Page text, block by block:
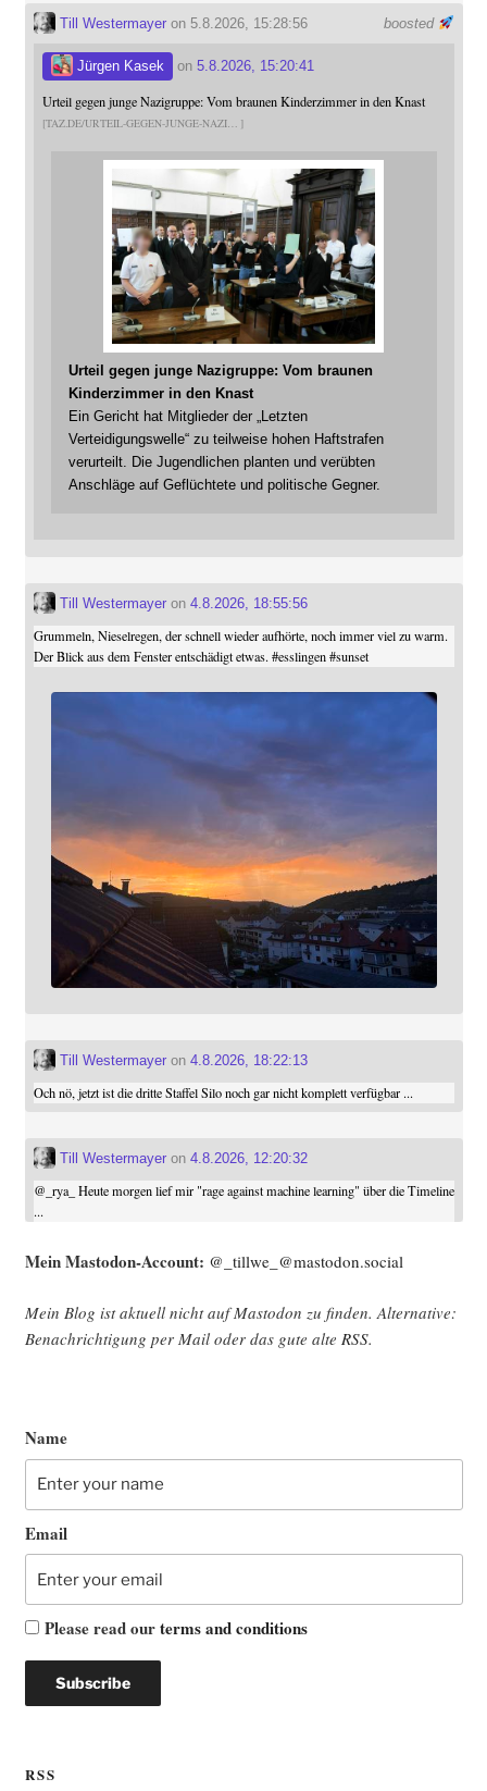
boosted
Till Westermayeron 5.8.2026, 15:28:56
Jürgen Kasek on 5.8.2026, 15:20:41
Urteil gegen junge Nazigruppe: Vom braunen Kinderzimmer in den Knast
TAZ.DE/URTEIL-GEGEN-JUNGE-NAZI
Urteil gegen junge Nazigruppe: Vom braunen
Kinderzimmer in den Knast
Ein Gericht hat Mitglieder der „Letzten
Verteidigungswelle“ zu teilweise hohen Haftstrafen
verurteilt. Die Jugendlichen planten und verübten
Anschläge auf Geflüchtete und politische Gegner.
Till Westermayeron 4.8.2026, 18:55:56
Grummeln, Nieselregen, der schnell wieder aufhörte, noch immer viel zu warm.
Der Blick aus dem Fenster entschädigt etwas. #esslingen #sunset
Till Westermayeron 4.8.2026, 18:22:13
Och nö, jetzt ist die dritte Staffel Silo noch gar nicht komplett verfügbar ...
Till Westermayeron 4.8.2026, 12:20:32
@ _rya_ Heute morgen lief mir "rage against machine learning" über die Timeline
...
Mein Mast­o­don-Account: @_tillwe_@mastodon.social
Mein Blog ist aktu­ell nicht auf Mast­o­don zu fin­den. Alter­na­ti­ve:
Benach­rich­ti­gung per Mail oder das gute alte RSS.
Name
Email
Please read ourterms and conditions
RSS